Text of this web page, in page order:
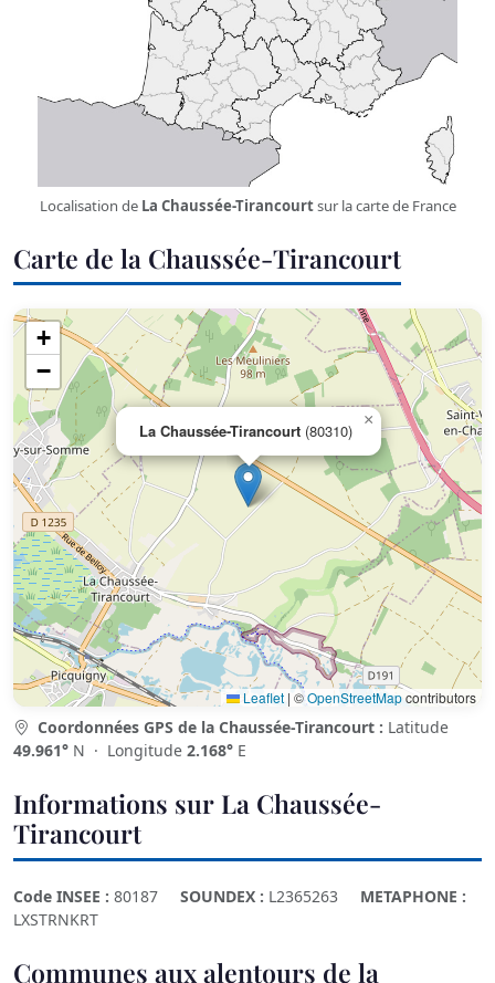
Localisation de La Chaussée-Tirancourtsur la carte de France
Carte de la Chaussée-Tirancourt
La Chaussée-Tirancourt (80310)
×
+
−
Leaflet | ©OpenStreetMapcontributors
Coordonnées GPS de la Chaussée-Tirancourt : Latitude
49.961° N · Longitude 2.168° E
Informations sur La Chaussée-
Tirancourt
Code INSEE : 80187 SOUNDEX : L2365263
METAPHONE :
LXSTRNKRT
Communes aux alentours de la